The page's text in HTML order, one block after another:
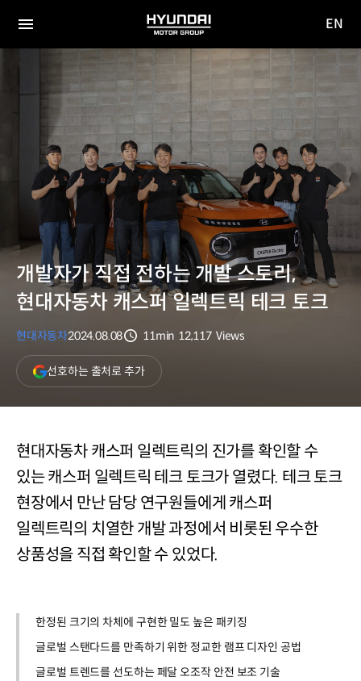
전체
HYUNDAI
MOTOR
GROUP
EN
개발자가 직접 전하는 개발 스토리,
현대자동차 캐스퍼 일렉트릭 테크 토크
현대자동차2024.08.08
11min 12,117 Views
선호하는 출처로 추가(새
창
열림)
현대자동차 캐스퍼 일렉트릭의 진가를 확인할 수
있는 캐스퍼 일렉트릭 테크 토크가 열렸다. 테크 토크
현장에서 만난 담당 연구원들에게 캐스퍼
일렉트릭의 치열한 개발 과정에서 비롯된 우수한
상품성을 직접 확인할 수 있었다.
한정된 크기의 차체에 구현한 밀도 높은 패키징
글로벌 스탠다드를 만족하기 위한 정교한 램프 디자인 공법
글로벌 트렌드를 선도하는 페달 오조작 안전 보조 기술